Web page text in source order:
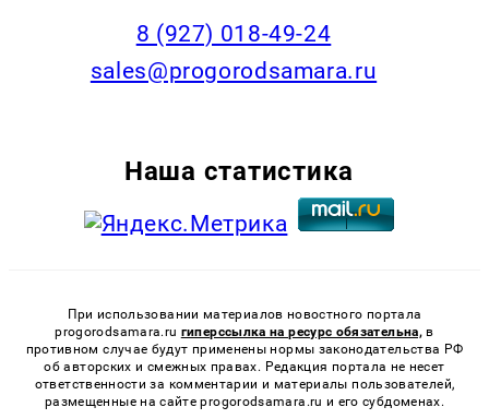
8 (927) 018-49-24
sales@progorodsamara.ru
Наша статистика
При использовании материалов новостного портала
progorodsamara.ru гиперссылка на ресурс обязательна, в
противном случае будут применены нормы законодательства РФ
об авторских и смежных правах. Редакция портала не несет
ответственности за комментарии и материалы пользователей,
размещенные на сайте progorodsamara.ru и его субдоменах.